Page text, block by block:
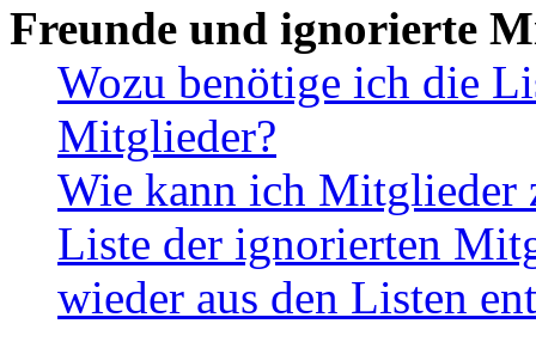
Freunde und ignorierte
Wozu benötige ich die
Mitglieder?
Wie kann ich Mitglieder
Liste der ignorierten
wieder aus den Listen